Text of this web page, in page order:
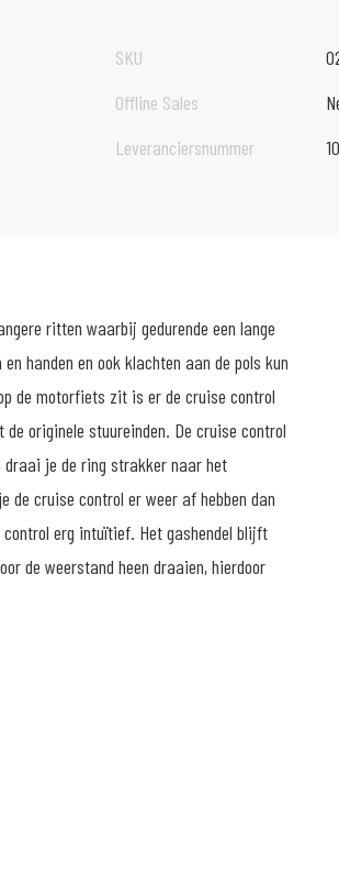
SKU
Offline Sales
Leveranciersnummer
ritten waarbij gedurende een lange
handen en ook klachten aan de pols kun
de motorfiets zit is er de cruise control
originele stuureinden. De cruise control
draai je de ring strakker naar het
de cruise control er weer af hebben dan
erg intuïtief. Het gashendel blijft
de weerstand heen draaien, hierdoor